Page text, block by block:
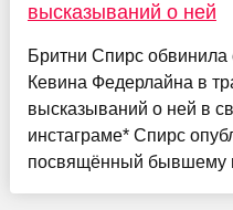
высказываний о ней
Бритни Спирс
Кевина Федерлайна в
высказываний о ней в
инстаграме* Спирс
посвящённый бывшему